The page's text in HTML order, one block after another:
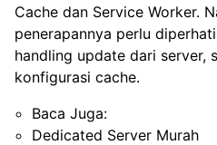
Cache dan Service Worker.
penerapannya perlu
handling update dari server,
konfigurasi cache.
Baca Juga:
Dedicated Server Murah